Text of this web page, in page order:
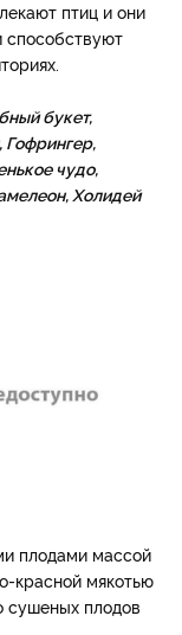
птиц и они
способствуют
букет,
чудо,
Холидей
плодами массой
красной мякотью
сушеных плодов